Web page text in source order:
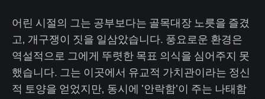
어린 시절의 그는 공부보다는 골목대장 노릇을 즐겼
고, 개구쟁이 짓을 일삼았습니다. 풍요로운 환경은
역설적으로 그에게 뚜렷한 목표 의식을 심어주지 못
했습니다. 그는 이곳에서 유교적 가치관이라는 정신
적 토양을 얻었지만, 동시에 '안락함'이 주는 나태함